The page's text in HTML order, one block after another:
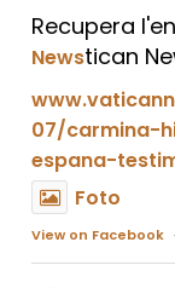
Recupera
Newstican
07/carmina-
espana-
Foto
View on Facebook ·